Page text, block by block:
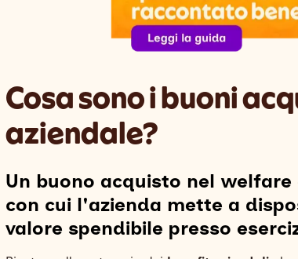
Cosa sono i buoni
aziendale?
Un buono acquisto nel
con cui l'azienda mette a
valore spendibile presso